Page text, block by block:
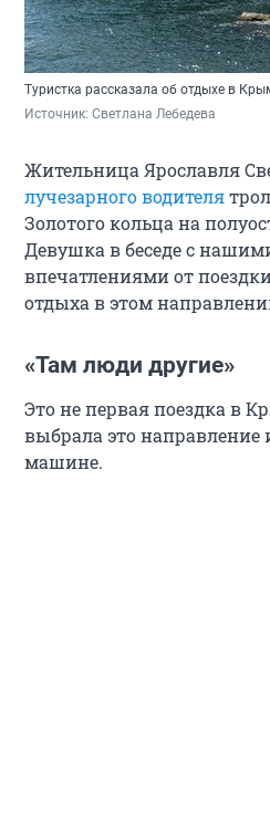
Туристка рассказала об отдыхе в
Источник: Светлана Лебедева
Жительница Ярославля
лучезарного водителя
Золотого кольца на
Девушка в беседе с
впечатлениями от
отдыха в этом
«Там люди другие»
Это не первая поездка в
выбрала это направление
машине.